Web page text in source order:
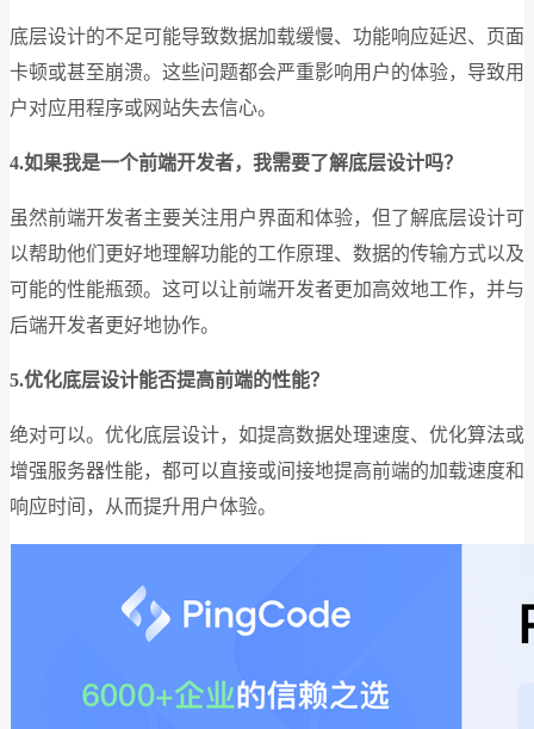
底层设计的不足可能导致数据加载缓慢、功能响应延迟、页面
卡顿或甚至崩溃。这些问题都会严重影响用户的体验，导致用
户对应用程序或网站失去信心。
4.如果我是一个前端开发者，我需要了解底层设计吗？
虽然前端开发者主要关注用户界面和体验，但了解底层设计可
以帮助他们更好地理解功能的工作原理、数据的传输方式以及
可能的性能瓶颈。这可以让前端开发者更加高效地工作，并与
后端开发者更好地协作。
5.优化底层设计能否提高前端的性能？
绝对可以。优化底层设计，如提高数据处理速度、优化算法或
增强服务器性能，都可以直接或间接地提高前端的加载速度和
响应时间，从而提升用户体验。